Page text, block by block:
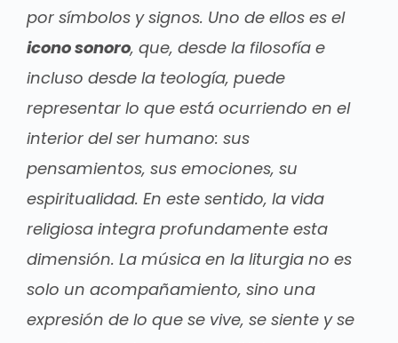
por símbolos y signos. Uno de ellos es el
icono sonoro, que, desde la filosofía e
incluso desde la teología, puede
representar lo que está ocurriendo en el
interior del ser humano: sus
pensamientos, sus emociones, su
espiritualidad. En este sentido, la vida
religiosa integra profundamente esta
dimensión. La música en la liturgia no es
solo un acompañamiento, sino una
expresión de lo que se vive, se siente y se